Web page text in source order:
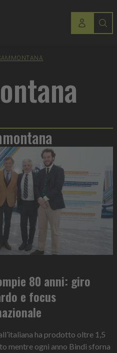
80 anni: giro
e focus
ha prodotto oltre 1,5
mentre ogni anno Bindi sforna